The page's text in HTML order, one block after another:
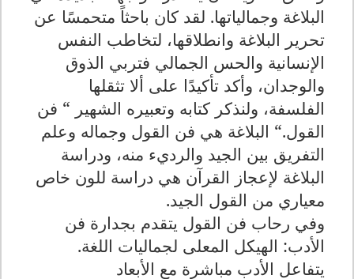
البلاغة وجمالياتها. لقد كان باحثاً متحمسًا عن
تحرير البلاغة وانطلاقها، لتخاطب النفس
الإنسانية والحس الجمالي فتربي الذوق
والوجدان، وأكد تأكيدًا على ألا تثقلها
الفلسفة، ولنذكر كتابه وتعبيره الشهير “ فن
القول“. البلاغة هي فن القول وجماله وعلم
التفريق بين الجيد والرديء منه، ودراسة
البلاغة لإعجاز القرآن هي دراسة للون خاص
معياري من القول الجيد.
وفي رحاب فن القول يتقدم بجدارة فن
الأدب: الهيكل المعلى لجماليات اللغة.
يتفاعل الأدب مباشرة مع الأبعاد